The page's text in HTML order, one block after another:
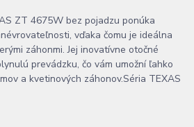
ZT 4675W bez pojadzu ponúka
vďaka čomu je ideálna
záhonmi. Jej inovatívne otočné
prevádzku, čo vám umožní ľahko
a kvetinových záhonov.Séria TEXAS